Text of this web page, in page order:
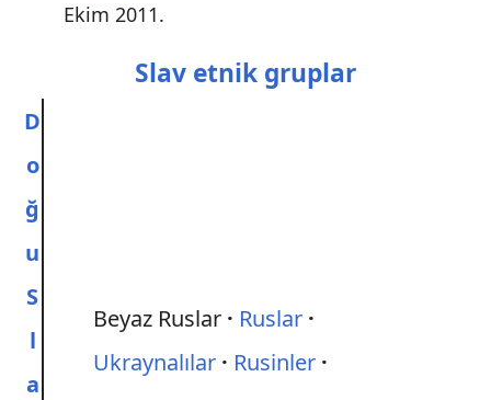
Ekim 2011.
Slav etnik gruplar
D
o
ğ
u
S
l
a
Beyaz Ruslar
Ruslar
Ukraynalılar
Rusinler